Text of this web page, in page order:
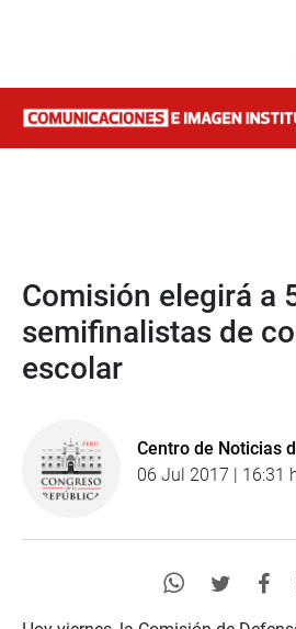
Comisión elegirá a
semifinalistas de
escolar
Centro de Noticias
06 Jul 2017 | 16:31